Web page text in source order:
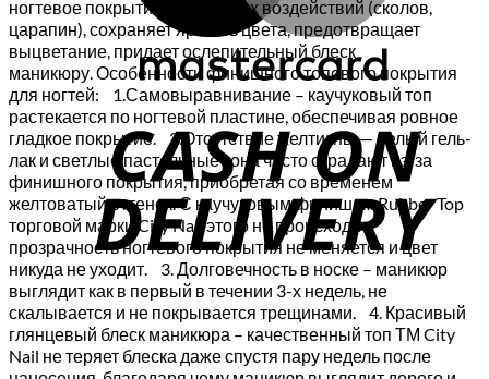
ногтевое покрытие от внешних воздействий (сколов,
царапин), сохраняет яркость цвета, предотвращает
выцветание, придает ослепительный блеск
маникюру. Особенности финишного топового покрытия
для ногтей: 1.Самовыравнивание – каучуковый топ
растекается по ногтевой пластине, обеспечивая ровное
гладкое покрытие. 2.Отсутствие желтизны — белый гель-
лак и светлые пастельные тона часто страдают из-за
финишного покрытия, приобретая со временем
желтоватый оттенок. С каучуковым финишем Rubber Top
торговой марки City Nail этого не происходит,
прозрачность ногтевого покрытия не меняется и цвет
никуда не уходит. 3. Долговечность в носке – маникюр
выглядит как в первый в течении 3-х недель, не
скалывается и не покрывается трещинами. 4. Красивый
глянцевый блеск маникюра – качественный топ ТМ City
Nail не теряет блеска даже спустя пару недель после